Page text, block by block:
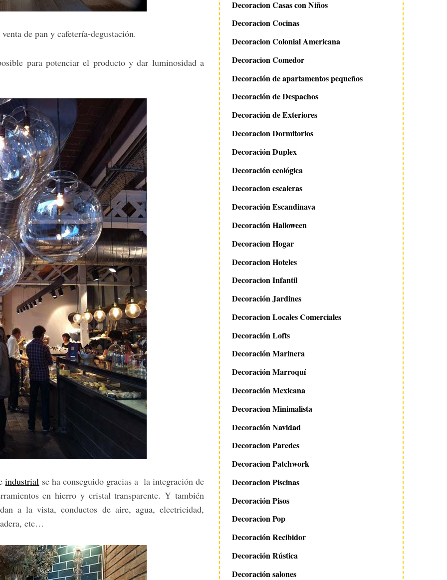
de pan y cafetería-degustación.
para potenciar el producto y dar luminosidad a
industrial se ha conseguido gracias a la integración de
en hierro y cristal transparente. Y también
a la vista, conductos de aire, agua, electricidad,
etc…
Decoracion Casas con Niños
Decoracion Cocinas
Decoracion Colonial Americana
Decoracion Comedor
Decoración de apartamentos pequeños
Decoración de Despachos
Decoración de Exteriores
Decoracion Dormitorios
Decoración Duplex
Decoración ecológica
Decoracion escaleras
Decoración Escandinava
Decoración Halloween
Decoracion Hogar
Decoracion Hoteles
Decoracion Infantil
Decoración Jardines
Decoracion Locales Comerciales
Decoración Lofts
Decoración Marinera
Decoración Marroquí
Decoración Mexicana
Decoracion Minimalista
Decoración Navidad
Decoracion Paredes
Decoracion Patchwork
Decoracion Piscinas
Decoración Pisos
Decoracion Pop
Decoración Recibidor
Decoración Rústica
Decoración salones